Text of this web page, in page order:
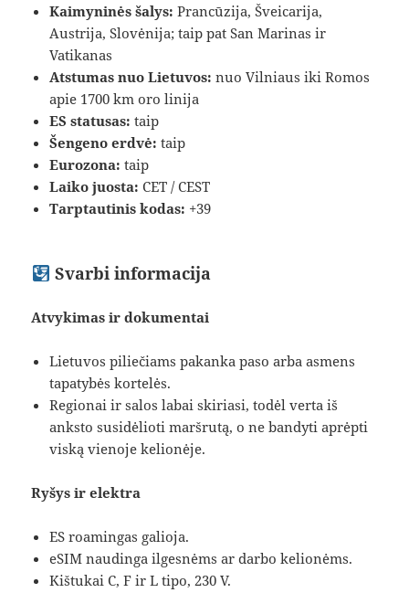
Kaimyninės šalys: Prancūzija, Šveicarija,
Austrija, Slovėnija; taip pat San Marinas ir
Vatikanas
Atstumas nuo Lietuvos: nuo Vilniaus iki Romos
apie 1700 km oro linija
ES statusas: taip
Šengeno erdvė: taip
Eurozona: taip
Laiko juosta: CET / CEST
Tarptautinis kodas: +39
Svarbi informacija
Atvykimas ir dokumentai
Lietuvos piliečiams pakanka paso arba asmens
tapatybės kortelės.
Regionai ir salos labai skiriasi, todėl verta iš
anksto susidėlioti maršrutą, o ne bandyti aprėpti
viską vienoje kelionėje.
Ryšys ir elektra
ES roamingas galioja.
eSIM naudinga ilgesnėms ar darbo kelionėms.
Kištukai C, F ir L tipo, 230 V.